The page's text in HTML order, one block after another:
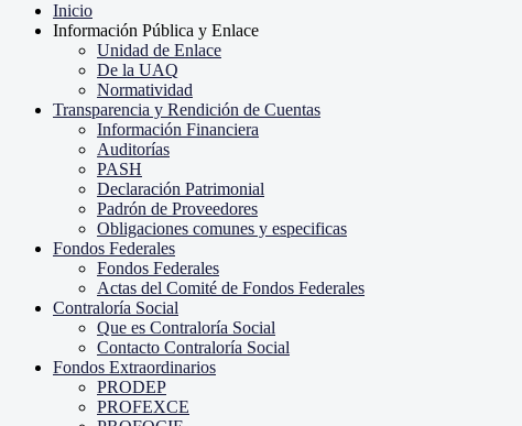
Inicio
Información Pública y Enlace
Unidad de Enlace
De la UAQ
Normatividad
Transparencia y Rendición de Cuentas
Información Financiera
Auditorías
PASH
Declaración Patrimonial
Padrón de Proveedores
Obligaciones comunes y especificas
Fondos Federales
Fondos Federales
Actas del Comité de Fondos Federales
Contraloría Social
Que es Contraloría Social
Contacto Contraloría Social
Fondos Extraordinarios
PRODEP
PROFEXCE